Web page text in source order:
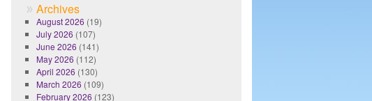
Archives
August 2026 (19)
July 2026 (107)
June 2026 (141)
May 2026 (112)
April 2026 (130)
March 2026 (109)
February 2026 (123)